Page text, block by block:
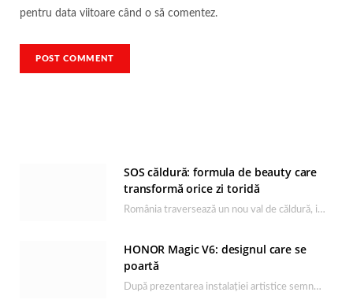
pentru data viitoare când o să comentez.
SOS căldură: formula de beauty care
transformă orice zi toridă
România traversează un nou val de căldură, iar rutina de îngrijire capătă un rol esențial…
HONOR Magic V6: designul care se
poartă
După prezentarea instalației artistice semnată de Catrinel Săbăciag în cadrul evenimentului de lansare HONOR Magic…